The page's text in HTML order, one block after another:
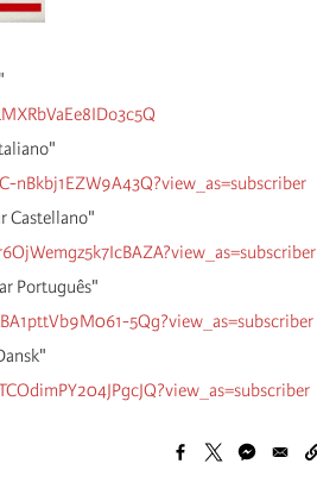
nBkbj1EZW9A43Q?view_as=subscriber
Castellano"
subscriber
Português"
5Qg?view_as=subscriber
subscriber